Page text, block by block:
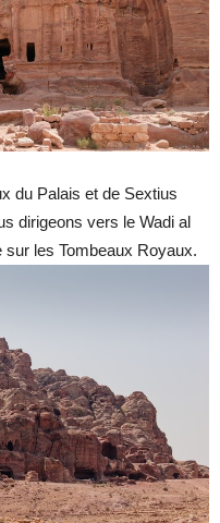
du Palais et de Sextius
dirigeons vers le Wadi al
sur les Tombeaux Royaux.